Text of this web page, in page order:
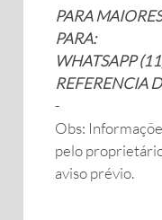
PARA
PARA:
WHATSAPP
REFERENCIA
-
Obs:
pelo
aviso prévio.